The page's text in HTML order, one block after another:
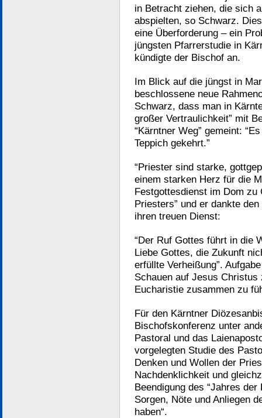
in Betracht ziehen, die sich
abspielten, so Schwarz.
eine Überforderung – ein
jüngsten Pfarrerstudie in
kündigte der Bischof an.
Im Blick auf die jüngst in
beschlossene neue
Schwarz, dass man in
großer Vertraulichkeit” mit
“Kärntner Weg” gemeint:
Teppich gekehrt.”
“Priester sind starke,
einem starken Herz für die
Festgottesdienst im Dom zu
Priesters” und er dankte
ihren treuen Dienst:
“Der Ruf Gottes führt in die
Liebe Gottes, die Zukunft
erfüllte Verheißung”.
Schauen auf Jesus
Eucharistie zusammen zu
Für den Kärntner
Bischofskonferenz unter
Pastoral und das
vorgelegten Studie des
Denken und Wollen der
Nachdenklichkeit und
Beendigung des “Jahres
Sorgen, Nöte und Anliegen
haben“.